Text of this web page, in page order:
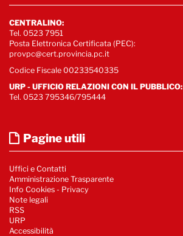
CENTRALINO:
Tel. 0523 7951
Posta Elettronica Certificata (PEC):
provpc@cert.provincia.pc.it
Codice Fiscale 00233540335
URP - UFFICIO RELAZIONI CON IL PUBBLICO:
Tel. 0523 795346/795444
Pagine utili
Uffici e Contatti
Amministrazione Trasparente
Info Cookies - Privacy
Note legali
RSS
URP
Accessibilità